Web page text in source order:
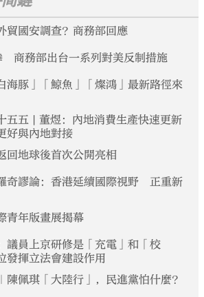
貿國安調查？商務部回應
商務部出台一系列對美反制措施
海豚」「鯨魚」「燦鴻」最新路徑來
五五 | 董煜：內地消費生產快速更新
與內地對接
回地球後首次公開亮相
奇謬論：香港延續國際視野 正重新
青年版畫展揭幕
議員上京研修是「充電」和「校
揮立法會建設作用
陳佩琪「大陸行」，民進黨怕什麼？